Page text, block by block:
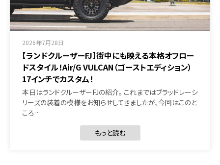
2026年7月28日
【ランドクルーザーFJ】街中にも映える本格オフロー
ドスタイル！Air/G VULCAN（ゴーストエディション）
17インチでカスタム！
本日はランドクルーザーFJの紹介。 これまではブラッドレーシ
リーズの装着の模様をお知らせしてきましたが、今回はこのと
ころ…
もっと読む